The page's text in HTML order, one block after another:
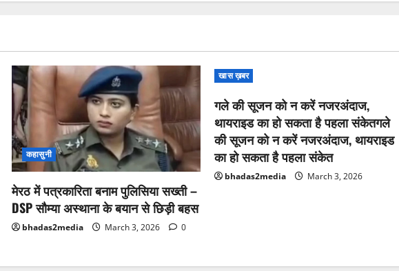
कहासुनी
मेरठ में पत्रकारिता बनाम पुलिसिया सख्ती –
DSP सौम्या अस्थाना के बयान से छिड़ी बहस
bhadas2media March 3, 2026 0
खास ख़बर
गले की सूजन को न करें नजरअंदाज,
थायराइड का हो सकता है पहला संकेतगले
की सूजन को न करें नजरअंदाज, थायराइड
का हो सकता है पहला संकेत
bhadas2media March 3, 2026